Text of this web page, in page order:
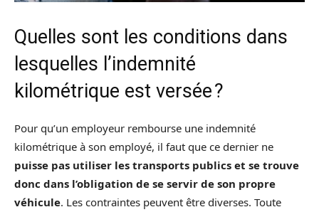
Quelles sont les conditions dans
lesquelles l’indemnité
kilométrique est versée ?
Pour qu’un employeur rembourse une indemnité
kilométrique à son employé, il faut que ce dernier ne
puisse pas utiliser les transports publics et se trouve
donc dans l’obligation de se servir de son propre
véhicule. Les contraintes peuvent être diverses. Toute